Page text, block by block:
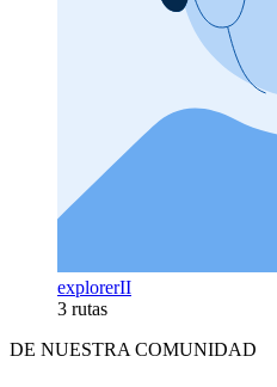
explorerII
3 rutas
DE NUESTRA COMUNIDAD